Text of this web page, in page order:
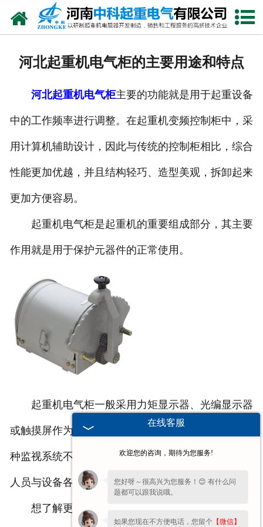
网站首页
公司风采
河北起重机电气柜的主要用途和特点
河北起重机电气柜主要的功能就是用于起重设备
中的工作频率进行调整。在起重机变频控制柜中，采
用计算机辅助设计，因此与传统的控制柜相比，综合
性能更加优越，并且结构轻巧、造型美观，拆卸起来
更加方便容易。
起重机电气柜是起重机的重要组成部分，其主要
作用就是用于保护元器件的正常使用。
起重机电气柜一般采用力矩显示器、光编显示器
或触摸屏作为终端来监视设备个机构的运行状况。这
种监视系统不仅功能单一，界面简单，并且凑走维护
人员与设备各机构互动有所局限性。
想了解更多起重机电气柜的相关资讯，欢迎您来
在线客服
欢迎您的咨询，期待为您服务!
您好呀～很高兴为您服务！😊 有什么问
题都可以跟我说哦。
如果您现在不方便电话，您留个 【微信】